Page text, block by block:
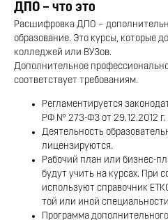
ДПО – что это
Расшифровка ДПО –
образование. Это курсы, которые
колледжей или ВУЗов.
Дополнительное
соответствует требованиям.
Регламентируется
РФ № 273-ФЗ от 29.12.2012 г.
Деятельность
лицензируются.
Рабочий план или бизнес-
будут учить на курсах. При
используют справочник
той или иной
Программа